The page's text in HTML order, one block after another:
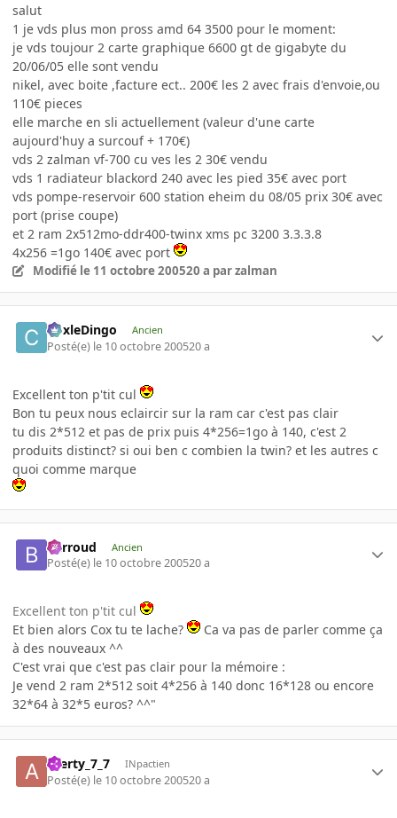
salut
1 je vds plus mon pross amd 64 3500 pour le moment:
je vds toujour 2 carte graphique 6600 gt de gigabyte du
20/06/05 elle sont vendu
nikel, avec boite ,facture ect.. 200€ les 2 avec frais d'envoie,ou
110€ pieces
elle marche en sli actuellement (valeur d'une carte
aujourd'huy a surcouf + 170€)
vds 2 zalman vf-700 cu ves les 2 30€ vendu
vds 1 radiateur blackord 240 avec les pied 35€ avec port
vds pompe-reservoir 600 station eheim du 08/05 prix 30€ avec
port (prise coupe)
et 2 ram 2x512mo-ddr400-twinx xms pc 3200 3.3.3.8
4x256 =1go 140€ avec port
Modifié le 11 octobre 200520 a par zalman
CoxleDingo Ancien
Posté(e) le 10 octobre 200520 a
Excellent ton p'tit cul
Bon tu peux nous eclaircir sur la ram car c'est pas clair
tu dis 2*512 et pas de prix puis 4*256=1go à 140, c'est 2
produits distinct? si oui ben c combien la twin? et les autres c
quoi comme marque
Barroud Ancien
Posté(e) le 10 octobre 200520 a
Excellent ton p'tit cul
Et bien alors Cox tu te lache?
Ca va pas de parler comme ça
à des nouveaux ^^
C'est vrai que c'est pas clair pour la mémoire :
Je vend 2 ram 2*512 soit 4*256 à 140 donc 16*128 ou encore
32*64 à 32*5 euros? ^^"
azerty_7_7 INpactien
Posté(e) le 10 octobre 200520 a